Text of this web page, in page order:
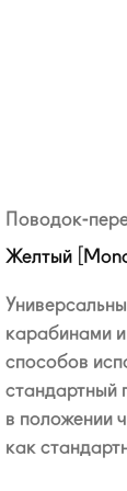
Поводок-
Желтый
карабинами
способов
стандартный
в положении
как